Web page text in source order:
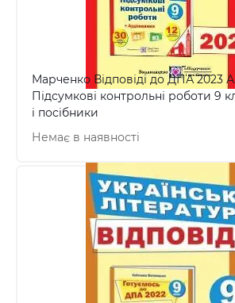
Марченко Відповіді до ДПА 2023
Підсумкові контрольні роботи 9
і посібники
Немає в наявності